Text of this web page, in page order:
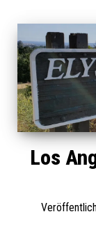
Los